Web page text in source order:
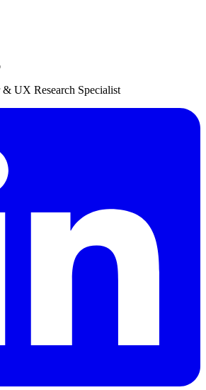
& UX Research Specialist